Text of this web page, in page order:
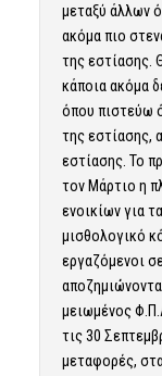
μεταξύ άλλων
ακόμα πιο
της εστίασης.
κάποια ακόμα
όπου πιστεύω
της εστίασης,
εστίασης. Το
τον Μάρτιο η
ενοικίων για
μισθολογικό
εργαζόμενοι
μειωμένος
τις 30
μεταφορές,